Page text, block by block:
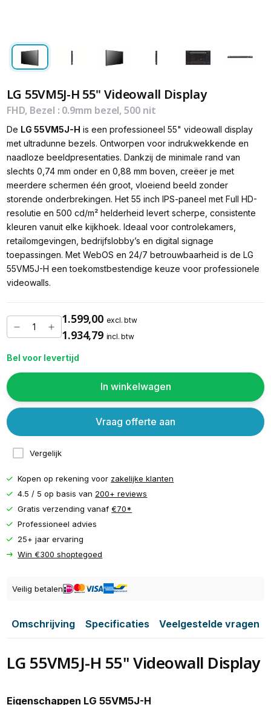
LG 55VM5J-H 55'' Videowall Display
FHD, Bezel : 0.9mm bezel, 500 nit
De LG 55VM5J-H is een professioneel 55" videowall display
met ultradunne bezels. Ontworpen voor indrukwekkende en
naadloze beeldpresentaties. Dankzij de minimale rand van
slechts 0,74 mm onder en 0,88 mm boven, creëer je met
meerdere schermen één groot, vloeiend beeld zonder
storende onderbrekingen. Het 55 inch IPS-paneel met Full HD-
resolutie en 500 cd/m² helderheid levert scherpe, consistente
kleuren vanuit elke kijkhoek. Ideaal voor controlekamers,
retailomgevingen, bedrijfslobby’s en digital signage
toepassingen. Met WebOS en 24/7 betrouwbaarheid is de LG
55VM5J-H een toekomstbestendige keuze voor professionele
videowalls.
1.599,00 excl. btw
1.934,79 incl. btw
Bel voor levertijd
In winkelwagen
Vergelijk
Vraag offerte aan
Kopen op rekening voor zakelijke klanten
4.5 / 5 op basis van 200+ reviews
Gratis verzending vanaf€70*
Professioneel advies
25+ jaar ervaring
Win €300 shoptegoed
Veilig betalen
Omschrijving Specificaties Veelgestelde vragen
LG 55VM5J-H 55'' Videowall Display
Eigenschappen LG 55VM5J-H